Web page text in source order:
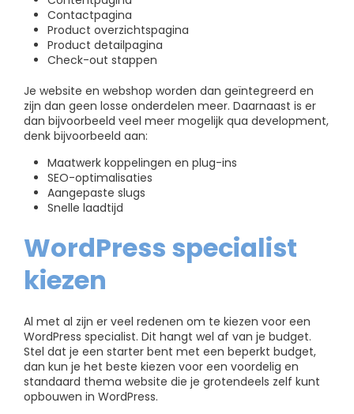
Contactpagina
Product overzichtspagina
Product detailpagina
Check-out stappen
Je website en webshop worden dan geïntegreerd en
zijn dan geen losse onderdelen meer. Daarnaast is er
dan bijvoorbeeld veel meer mogelijk qua development,
denk bijvoorbeeld aan:
Maatwerk koppelingen en plug-ins
SEO-optimalisaties
Aangepaste slugs
Snelle laadtijd
WordPress specialist
kiezen
Al met al zijn er veel redenen om te kiezen voor een
WordPress specialist. Dit hangt wel af van je budget.
Stel dat je een starter bent met een beperkt budget,
dan kun je het beste kiezen voor een voordelig en
standaard thema website die je grotendeels zelf kunt
opbouwen in WordPress.